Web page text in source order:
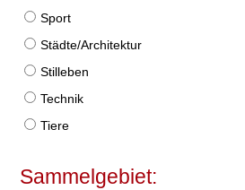
Sport
Städte/Architektur
Stilleben
Technik
Tiere
Sammelgebiet: